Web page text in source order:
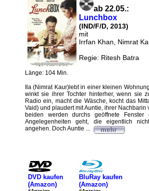
ab 22.05.:
Lunchbox
(IND/F/D, 2013)
mit
Irrfan Khan, Nimrat
Regie: Ritesh Batra
Länge: 104 Min.
Ila (Nimrat Kaur)lebt in einer kleinen
winkt sie ihrer Tochter hinterher, wenn sie
Radio ein, macht die Wäsche, kocht das
Vaid) und plaudert mit Auntie, ihrer
beiden werden durchs geöffnete
Angelegenheiten geht, die eigentlich
angehen. Doch Auntie ...
DVD kaufen
(Amazon)
BluRay kaufen
(Amazon)